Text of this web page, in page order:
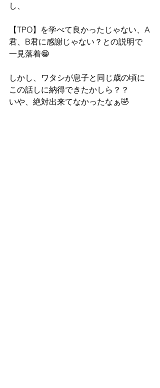
し、
【TPO】を学べて良かったじゃない、A
君、B君に感謝じゃない？との説明で
一見落着😁
しかし、ワタシが息子と同じ歳の頃に
この話しに納得できたかしら？？
いや、絶対出来てなかったなぁ🤣